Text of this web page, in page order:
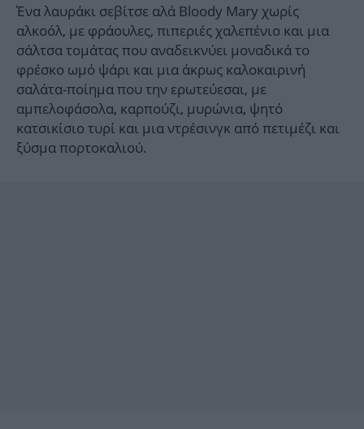
Ένα λαυράκι σεβίτσε αλά Βloody Μary χωρίς
αλκοόλ, με φράουλες, πιπεριές χαλεπένιο και μια
σάλτσα τομάτας που αναδεικνύει μοναδικά το
φρέσκο ωμό ψάρι και μια άκρως καλοκαιρινή
σαλάτα-ποίημα που την ερωτεύεσαι, με
αμπελοφάσολα, καρπούζι, μυρώνια, ψητό
κατσικίσιο τυρί και μια ντρέσινγκ από πετιμέζι και
ξύσμα πορτοκαλιού.